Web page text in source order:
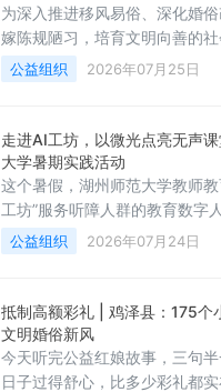
康义诊、磨刀剪等便民服务，
温暖民心、贴近民生需求，让群
受贴心服务，赢得村民一致点赞
为深入推进移风易俗、深化婚
嫁陈规陋习，培育文明向善的社
日，鸡泽县总工会“工会轻骑兵”
区企业，开展抵制高额彩礼、倡
生活实际，以通俗易懂的语言
礼、婚嫁攀比、大操大办给群众
力与家庭矛盾，引导广大职工
观、家庭观。倡导大家坚持彩礼
办、婚事简办，自觉摒弃高额彩
费、
公益组织 2026年07月25日
走进AI工坊，以微光点亮无声
大学暑期实践活动
这个暑假，湖州师范大学教师教
工坊”服务听障人群的教育数字
团，在实践期间，前往了湖州市
心，开展面向听障儿童的数字化
等环节后，团队全体成员对特殊
展、青年群体肩负的社会责任，
真切深刻的感悟。实践开展前
为这类公益活动只是短期陪伴，
公益组织 2026年07月24日
抵制高额彩礼 | 鸡泽县：175个
文明婚俗新风
今天听完公益红娘故事，三句
日子过得舒心，比多少彩礼都实